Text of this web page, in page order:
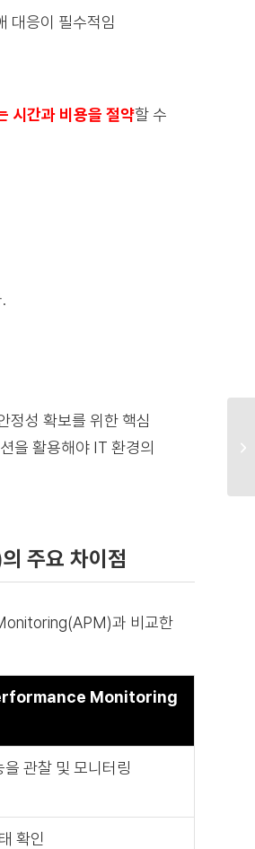
대응이 필수적임
시간과 비용을 절약할 수
정성 확보를 위한 핵심
을 활용해야 IT 환경의
주요 차이점
과 비교한
Monitoring
을 관찰 및 모니터링
확인